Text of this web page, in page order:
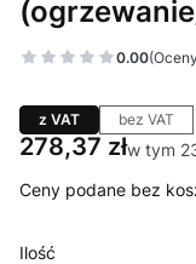
0.00
z VAT bez VAT
Cena
278,37 złw tym
w tym
Ceny podane bez
Ilość